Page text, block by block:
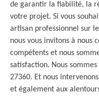
de garantir la fiabilité, la
votre projet. Si vous
artisan professionnel sur
nous vous invitons à nous
compétents et nous
satisfaction. Nous
27360. Et nous
et également aux